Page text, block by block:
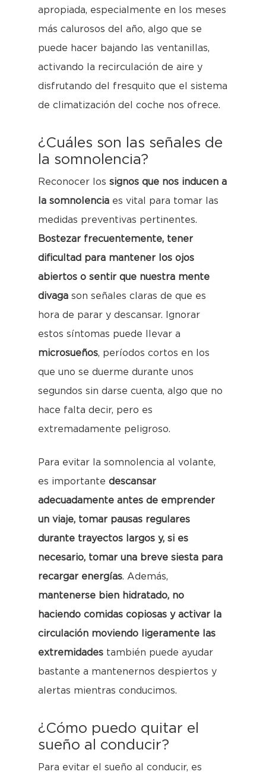
apropiada, especialmente en los meses
más calurosos del año, algo que se
puede hacer bajando las ventanillas,
activando la recirculación de aire y
disfrutando del fresquito que el sistema
de climatización del coche nos ofrece.
¿Cuáles son las señales de
la somnolencia?
Reconocer los signos que nos inducen a
la somnolencia es vital para tomar las
medidas preventivas pertinentes.
Bostezar frecuentemente, tener
dificultad para mantener los ojos
abiertos o sentir que nuestra mente
divaga son señales claras de que es
hora de parar y descansar. Ignorar
estos síntomas puede llevar a
microsueños, períodos cortos en los
que uno se duerme durante unos
segundos sin darse cuenta, algo que no
hace falta decir, pero es
extremadamente peligroso.
Para evitar la somnolencia al volante,
es importante descansar
adecuadamente antes de emprender
un viaje, tomar pausas regulares
durante trayectos largos y, si es
necesario, tomar una breve siesta para
recargar energías. Además,
mantenerse bien hidratado, no
haciendo comidas copiosas y activar la
circulación moviendo ligeramente las
extremidades también puede ayudar
bastante a mantenernos despiertos y
alertas mientras conducimos.
¿Cómo puedo quitar el
sueño al conducir?
Para evitar el sueño al conducir, es